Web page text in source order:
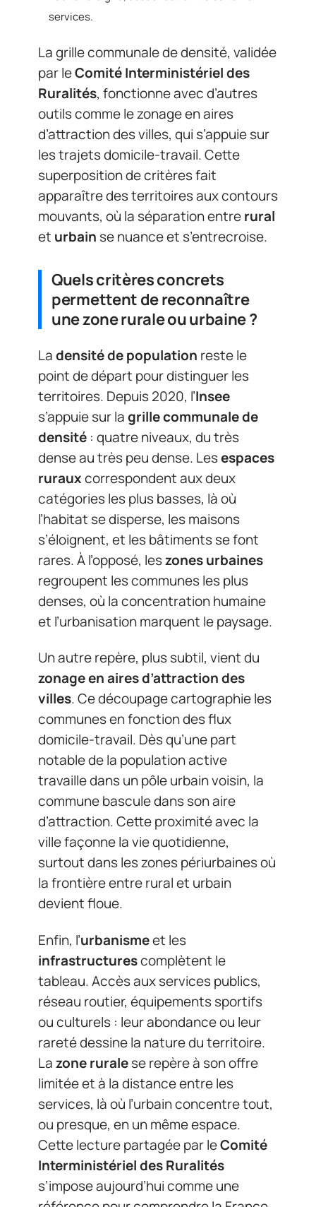
services.
La grille communale de densité, validée
par leComité Interministériel des
Ruralités, fonctionne avec d’autres
outils comme le zonage en aires
d’attraction des villes, qui s’appuie sur
les trajets domicile-travail. Cette
superposition de critères fait
apparaître des territoires aux contours
mouvants, où la séparation entrerural
et urbain se nuance et s’entrecroise.
Quels critères concrets
permettent de reconnaître
une zone rurale ou urbaine ?
Ladensité de population reste le
point de départ pour distinguer les
territoires. Depuis 2020, l’Insee
s’appuie sur lagrille communale de
densité : quatre niveaux, du très
dense au très peu dense. Lesespaces
rurauxcorrespondent aux deux
catégories les plus basses, là où
l’habitat se disperse, les maisons
s’éloignent, et les bâtiments se font
rares. À l’opposé, leszones urbaines
regroupent les communes les plus
denses, où la concentration humaine
et l’urbanisation marquent le paysage.
Un autre repère, plus subtil, vient du
zonage en aires d’attraction des
villes. Ce découpage cartographie les
communes en fonction des flux
domicile-travail. Dès qu’une part
notable de la population active
travaille dans un pôle urbain voisin, la
commune bascule dans son aire
d’attraction. Cette proximité avec la
ville façonne la vie quotidienne,
surtout dans les zones périurbaines où
la frontière entre rural et urbain
devient floue.
Enfin, l’urbanismeet les
infrastructurescomplètent le
tableau. Accès aux services publics,
réseau routier, équipements sportifs
ou culturels : leur abondance ou leur
rareté dessine la nature du territoire.
Lazone ruralese repère à son offre
limitée et à la distance entre les
services, là où l’urbain concentre tout,
ou presque, en un même espace.
Cette lecture partagée par leComité
Interministériel des Ruralités
s’impose aujourd’hui comme une